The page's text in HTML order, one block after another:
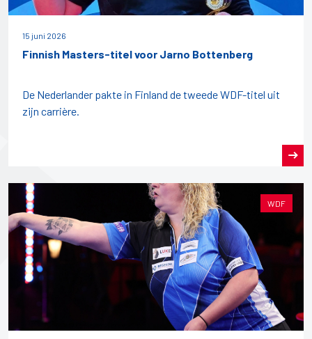
15 juni 2026
Finnish Masters-titel voor Jarno Bottenberg
De Nederlander pakte in Finland de tweede WDF-titel uit
zijn carrière.
WDF